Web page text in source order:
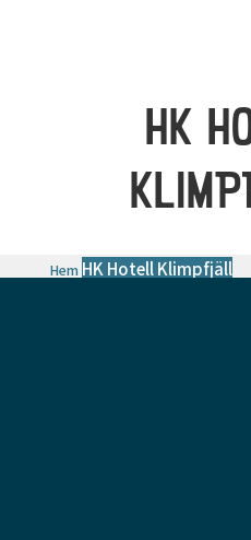
HK
Hem HK Hotell Klimpfjäll